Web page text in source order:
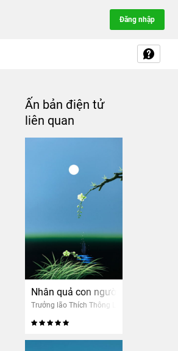
Đăng nhập
Ấn bản điện tử
liên quan
Nhân quả con người có giống
Trưởng lão Thích Thông Lạc